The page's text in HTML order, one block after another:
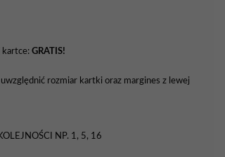
kartce: GRATIS!
rozmiar kartki oraz margines z lewej
NP. 1, 5, 16